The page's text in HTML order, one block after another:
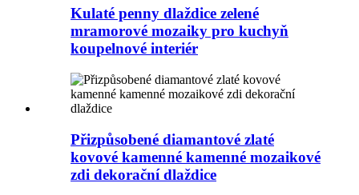
Kulaté penny dlaždice zelené
mramorové mozaiky pro kuchyň
koupelnové interiér
Přizpůsobené diamantové zlaté
kovové kamenné kamenné mozaikové
zdi dekorační dlaždice